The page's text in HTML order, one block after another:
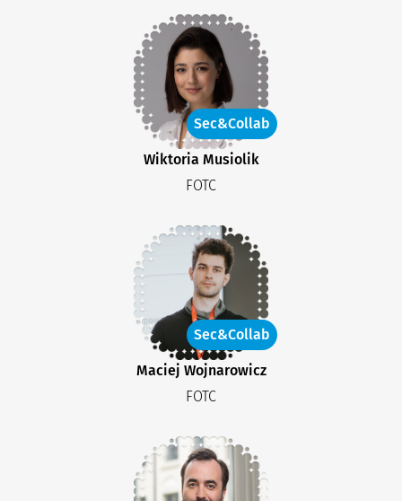
Sec&Collab
Wiktoria Musiolik
FOTC
Sec&Collab
Maciej Wojnarowicz
FOTC